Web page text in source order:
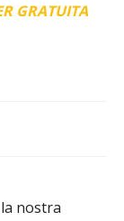
GRATUITA
nostra